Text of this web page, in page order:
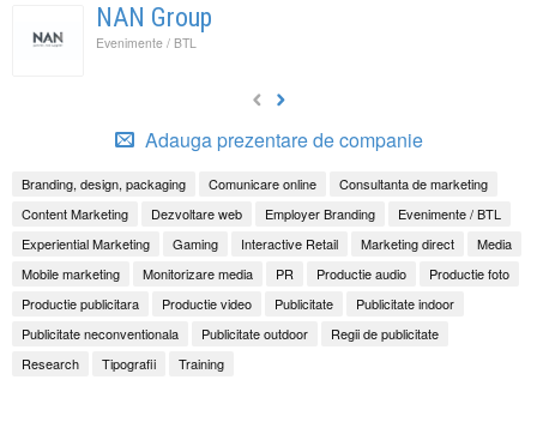
NAN Group
Evenimente / BTL
Adauga prezentare de companie
Branding, design, packaging Comunicare online
Consultanta de marketing
Content Marketing
Dezvoltare web Employer Branding
Evenimente / BTL
Experiential Marketing
Gaming Interactive Retail Marketing direct
Media
Mobile marketing
Monitorizare media PR Productie audio
Productie foto
Productie publicitara
Productie video Publicitate
Publicitate indoor
Publicitate neconventionala
Publicitate outdoor
Regii de publicitate
Research
Tipografii Training